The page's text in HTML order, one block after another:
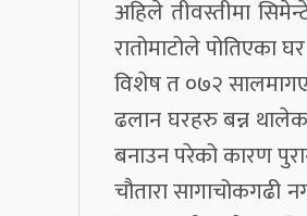
अहिले तीवस्तीमा
रातोमाटोले पोतिएका
विशेष त ०७२
ढलान घरहरु बन्न
बनाउन परेको कारण
चौतारा सागाचोकगढी